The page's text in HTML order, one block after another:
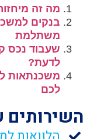
מה זה
בנקים
משתלמת
שעבוד נכס
לדעת?
משכנתאות
לכם
השירותים